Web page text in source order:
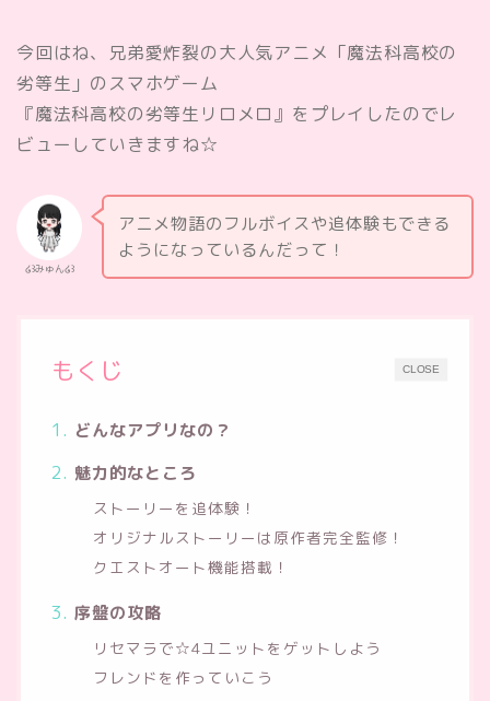
今回はね、兄弟愛炸裂の大人気アニメ「魔法科高校の
劣等生」のスマホゲーム
『魔法科高校の劣等生リロメロ』をプレイしたのでレ
ビューしていきますね☆
໒꒱みゅん໒꒱
アニメ物語のフルボイスや追体験もできる
ようになっているんだって！
CLOSE
もくじ
どんなアプリなの？
魅力的なところ
ストーリーを追体験！
オリジナルストーリーは原作者完全監修！
クエストオート機能搭載！
序盤の攻略
リセマラで☆4ユニットをゲットしよう
フレンドを作っていこう